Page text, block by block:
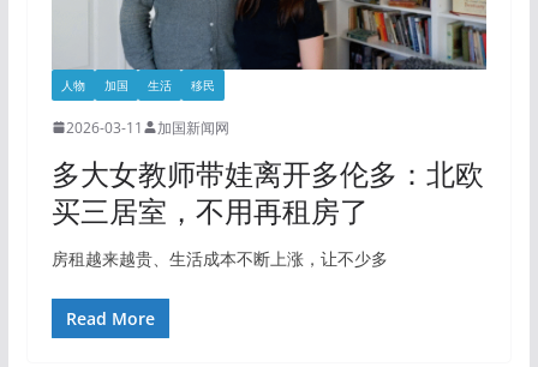
人物 加国 生活 移民
2026-03-11 加国新闻网
多大女教师带娃离开多伦多：北欧
买三居室，不用再租房了
房租越来越贵、生活成本不断上涨，让不少多
Read More